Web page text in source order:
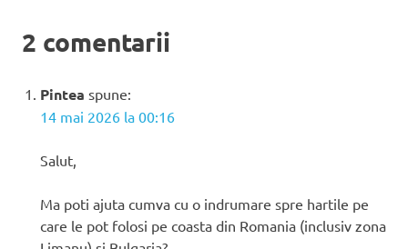
2 comentarii
Pintea spune:
14 mai 2026 la 00:16
Salut,
Ma poti ajuta cumva cu o indrumare spre hartile pe
care le pot folosi pe coasta din Romania (inclusiv zona